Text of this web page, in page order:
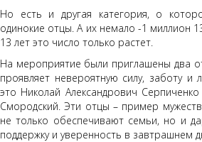
Но есть и другая категория, о
одинокие отцы. А их немало -1 миллион
13 лет это число только растет.
На мероприятие были приглашены два
проявляет невероятную силу, заботу
это Николай Александрович
Смородский. Эти отцы – пример
не только обеспечивают семьи, но и
поддержку и уверенность в завтрашнем